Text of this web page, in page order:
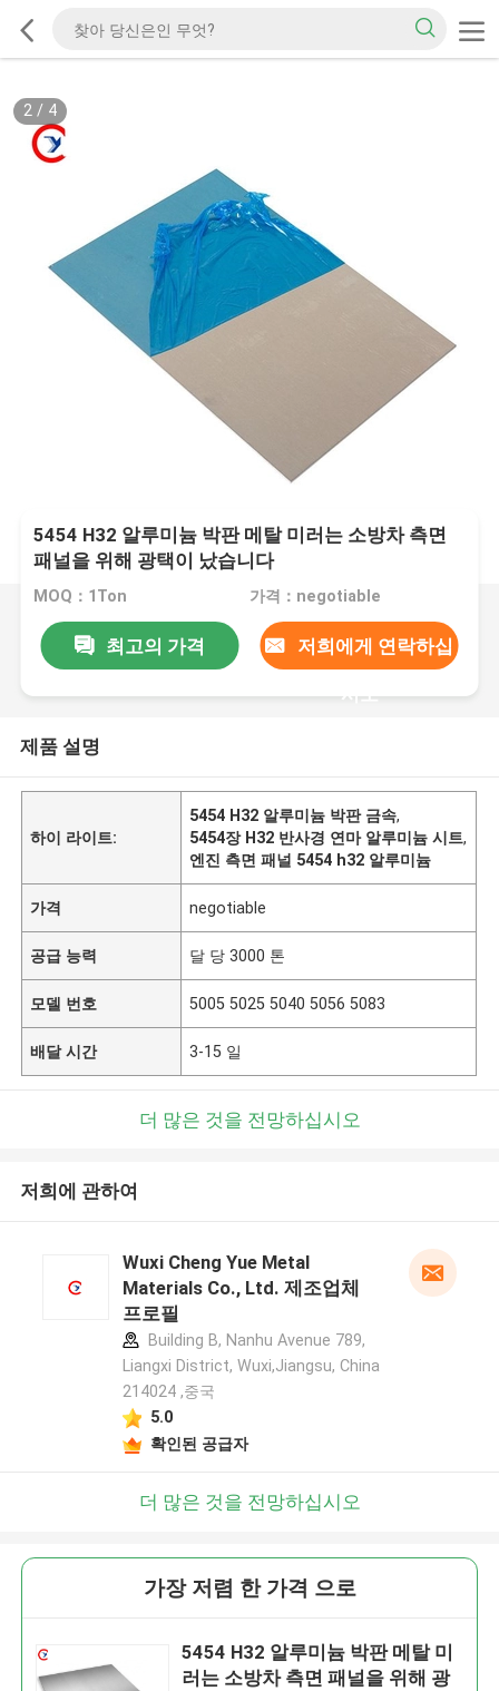
2/ 4
5454 H32 알루미늄 박판 메탈 미러는 소방차 측면
패널을 위해 광택이 났습니다
MOQ：1Ton 가격：negotiable
최고의 가격 저희에게 연락하십
시오
제품 설명
하이 라이트:
5454 H32 알루미늄 박판 금속,
5454장 H32 반사경 연마 알루미늄 시트,
엔진 측면 패널 5454 h32 알루미늄
가격 negotiable
공급 능력 달 당 3000 톤
모델 번호 5005 5025 5040 5056 5083
배달 시간 3-15 일
더 많은 것을 전망하십시오
저희에 관하여
Wuxi Cheng Yue Metal
Materials Co., Ltd. 제조업체
프로필
Building B, Nanhu Avenue 789,
Liangxi District, Wuxi,Jiangsu, China
214024 ,중국
5.0
확인된 공급자
더 많은 것을 전망하십시오
가장 저렴 한 가격 으로
5454 H32 알루미늄 박판 메탈 미
러는 소방차 측면 패널을 위해 광